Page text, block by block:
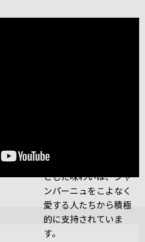
ュの手によるその溌剌
とした味わいは、シャ
ンパーニュをこよなく
愛する人たちから積極
的に支持されていま
す。